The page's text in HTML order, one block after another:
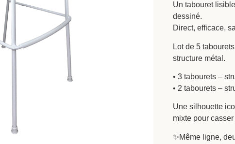
Un tabouret
dessiné.
Direct, efficace,
Lot de 5
structure métal.
• 3 tabourets –
• 2 tabourets –
Une silhouette
mixte pour
✨Même ligne,